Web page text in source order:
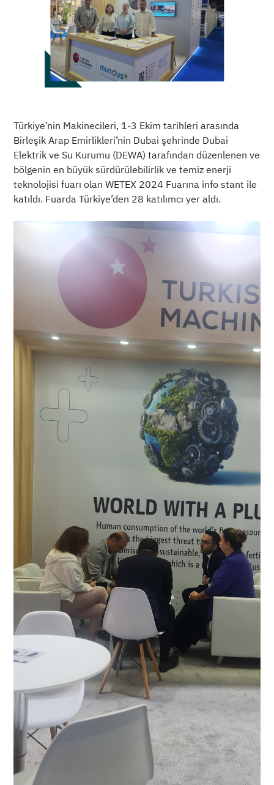
Türkiye’nin Makinecileri, 1-3 Ekim tarihleri arasında
Birleşik Arap Emirlikleri’nin Dubai şehrinde Dubai
Elektrik ve Su Kurumu (DEWA) tarafından düzenlenen ve
bölgenin en büyük sürdürülebilirlik ve temiz enerji
teknolojisi fuarı olan WETEX 2024 Fuarına info stant ile
katıldı. Fuarda Türkiye’den 28 katılımcı yer aldı.